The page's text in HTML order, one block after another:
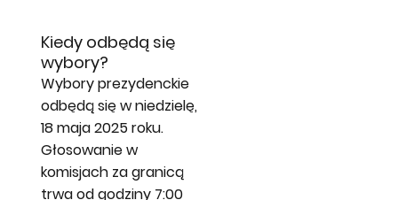
Kiedy odbędą się
wybory?
Wybory prezydenckie
odbędą się w niedzielę,
18 maja 2025 roku.
Głosowanie w
komisjach za granicą
trwa od godziny 7:00